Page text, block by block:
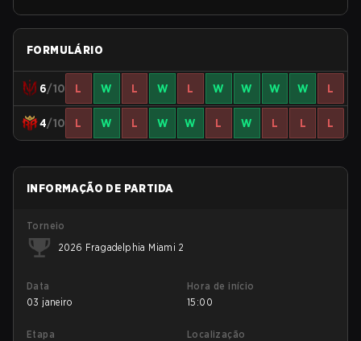
FORMULÁRIO
6/10 L W L W L W W W W L
4/10 L W L W W L W L L L
INFORMAÇÃO DE PARTIDA
Torneio
2026 Fragadelphia Miami 2
Data
03 janeiro
Hora de início
15:00
Etapa
Localização